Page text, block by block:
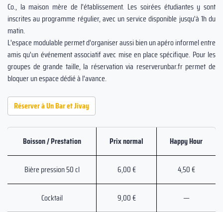
Co., la maison mère de l'établissement. Les soirées étudiantes y sont
inscrites au programme régulier, avec un service disponible jusqu'à 1h du
matin.
L'espace modulable permet d'organiser aussi bien un apéro informel entre
amis qu'un événement associatif avec mise en place spécifique. Pour les
groupes de grande taille, la réservation via reserverunbar.fr permet de
bloquer un espace dédié à l'avance.
Réserver à Un Bar et Jivay
Boisson / Prestation Prix normal Happy Hour
Bière pression 50 cl 6,00 € 4,50 €
Cocktail 9,00 € —